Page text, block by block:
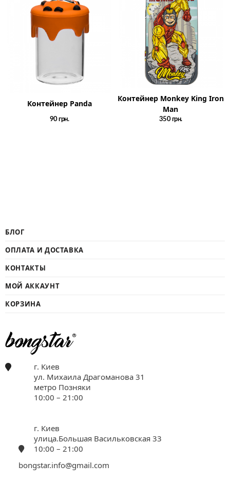
Контейнер Panda
90грн.
Контейнер Monkey King Iron
Man
350грн.
БЛОГ
ОПЛАТА И ДОСТАВКА
КОНТАКТЫ
МОЙ АККАУНТ
КОРЗИНА
г. Киев
ул. Михаила Драгоманова 31
метро Позняки
10:00 – 21:00
г. Киев
улица.Большая Васильковская 33
10:00 – 21:00
bongstar.info@gmail.com